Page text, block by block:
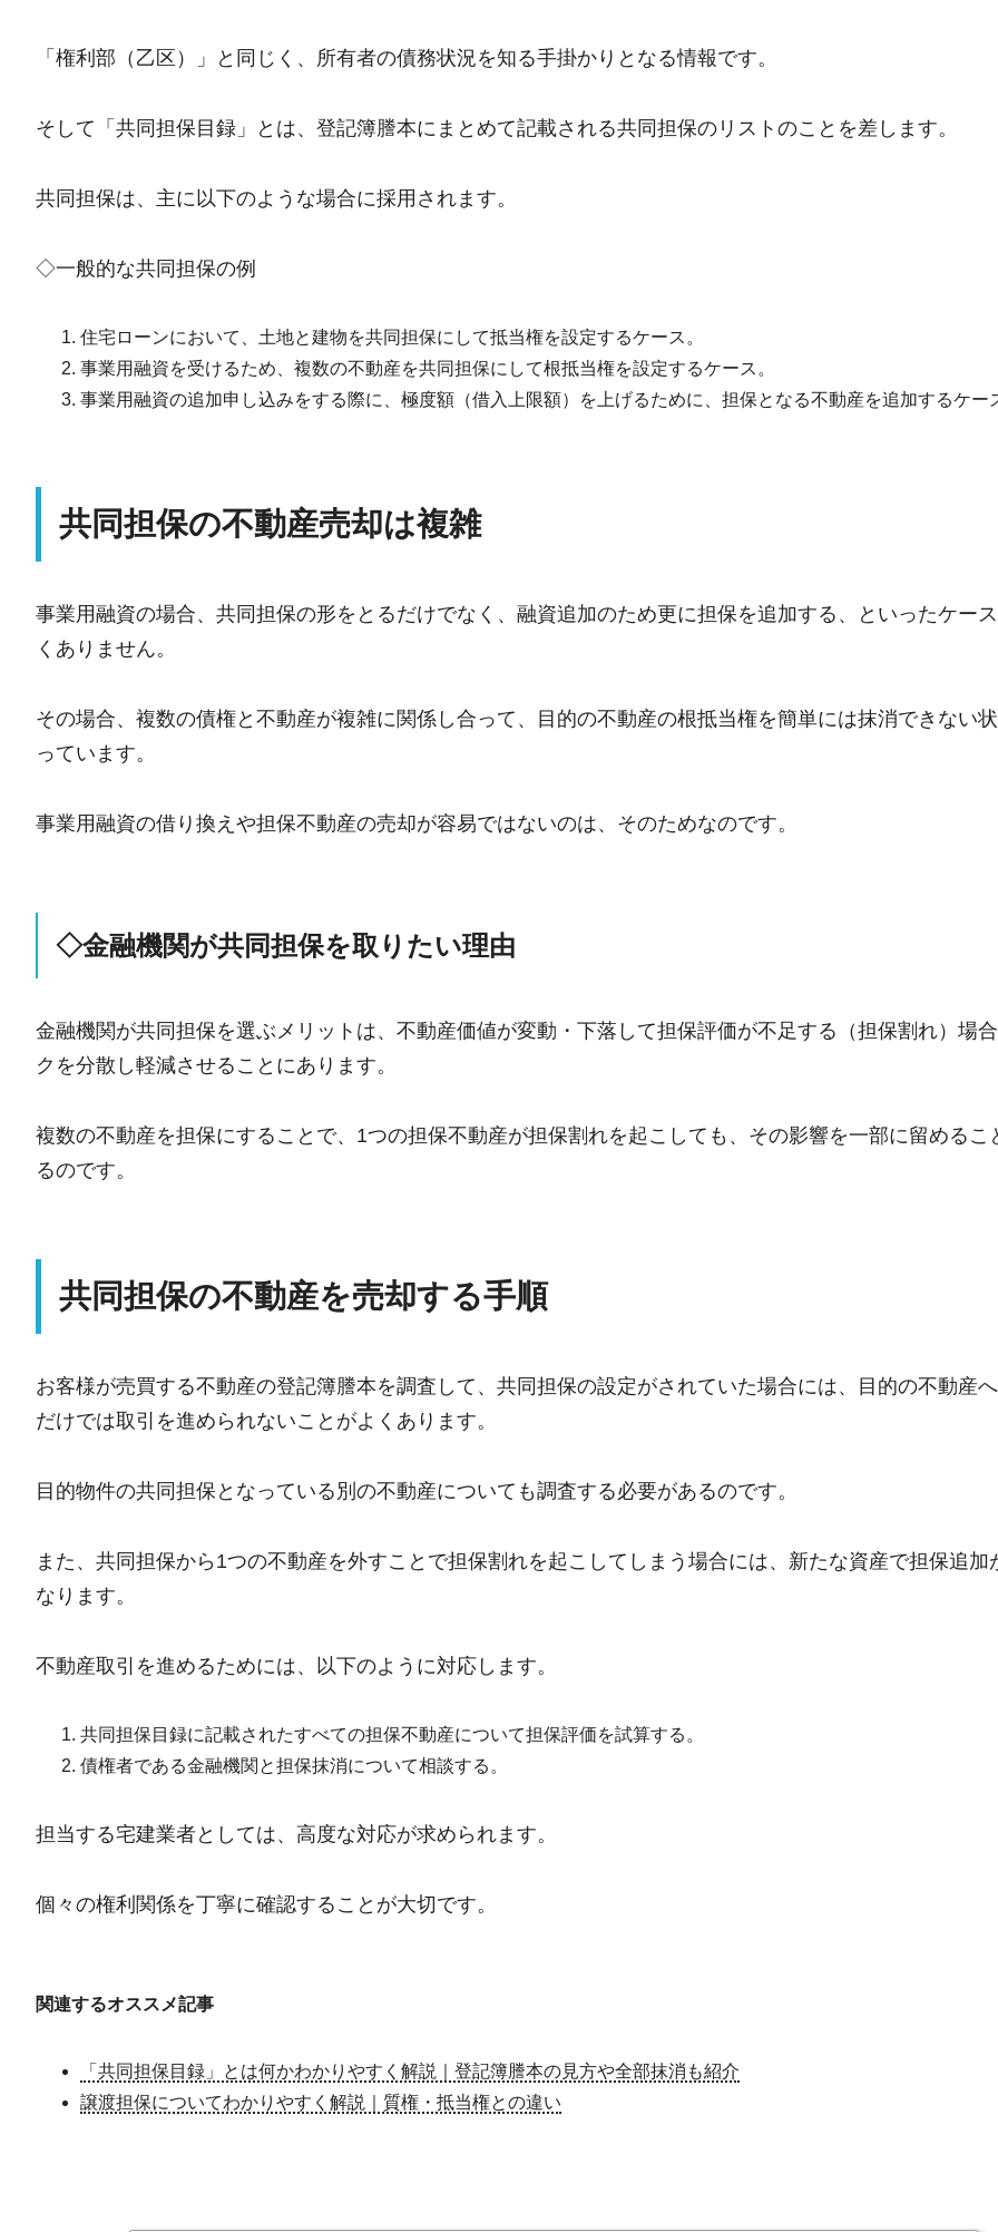
「権利部（乙区）」と同じく、所有者の債務状況を知る手掛かりとなる情報です。
そして「共同担保目録」とは、登記簿謄本にまとめて記載される共同担保のリストのことを差します。
共同担保は、主に以下のような場合に採用されます。
◇一般的な共同担保の例
住宅ローンにおいて、土地と建物を共同担保にして抵当権を設定するケース。
事業用融資を受けるため、複数の不動産を共同担保にして根抵当権を設定するケース。
事業用融資の追加申し込みをする際に、極度額（借入上限額）を上げるために、担保となる不動産を追加するケー
共同担保の不動産売却は複雑
事業用融資の場合、共同担保の形をとるだけでなく、融資追加のため更に担保を追加する、といったケー
くありません。
その場合、複数の債権と不動産が複雑に関係し合って、目的の不動産の根抵当権を簡単には抹消できない
っています。
事業用融資の借り換えや担保不動産の売却が容易ではないのは、そのためなのです。
◇金融機関が共同担保を取りたい理由
金融機関が共同担保を選ぶメリットは、不動産価値が変動・下落して担保評価が不足する（担保割れ）場
クを分散し軽減させることにあります。
複数の不動産を担保にすることで、1つの担保不動産が担保割れを起こしても、その影響を一部に留めるこ
るのです。
共同担保の不動産を売却する手順
お客様が売買する不動産の登記簿謄本を調査して、共同担保の設定がされていた場合には、目的の不動産
だけでは取引を進められないことがよくあります。
目的物件の共同担保となっている別の不動産についても調査する必要があるのです。
また、共同担保から1つの不動産を外すことで担保割れを起こしてしまう場合には、新たな資産で担保追加
なります。
不動産取引を進めるためには、以下のように対応します。
共同担保目録に記載されたすべての担保不動産について担保評価を試算する。
債権者である金融機関と担保抹消について相談する。
担当する宅建業者としては、高度な対応が求められます。
個々の権利関係を丁寧に確認することが大切です。
関連するオススメ記事
「共同担保目録」とは何かわかりやすく解説｜登記簿謄本の見方や全部抹消も紹介
譲渡担保についてわかりやすく解説｜質権・抵当権との違い